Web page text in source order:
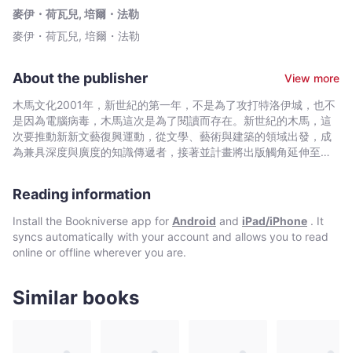
起離奇失蹤案件,前往東歐尋人的祕密任務。隻身來到多瑙河畔的疲
憊探長，在夏末暖熱的布達佩斯城中遊走，尋找麥森可能的行蹤。
工作時嚴以律己,交稿從不延遲的記者麥森是何許人物？瑞典官方為
克遭人跟監,色誘，甚至遭遇生死交關的暗襲？ 事實的真相究竟近在
咫尺，抑或遠在他鄉？這一切都要靠馬丁・貝克和他的警隊組員通
力合作，逐一抽絲剝繭，推敲解謎。 記者麥森人在何方？ 或許，當
迷霧散去，真相反而引人嘆息…… ★ 暢銷全球半世紀，系列銷量突
破千萬冊，開創北歐犯罪小說風潮之始祖。 ★ 俐落流暢，影像感十
足，跳脫古典推理窠臼，寫實反映社會及深層人性。 ★ 國際中文版
生代演員 陳國偉中興大學台灣與跨國文化研究所副教授
麥伊・荷瓦兒, 培爾・法勒
麥伊・荷瓦兒, 培爾・法勒
About the publisher
View more
木馬文化2001年，新世紀的第一年，不是為了攻打特洛伊城，也不
是因為電腦病毒，木馬這次是為了閱讀而存在。新世紀的木馬，這
次要推動新新文藝復興運動，從文學、藝術與建築的領域出發，成
為兼具深度與廣度的知識傳遞者，接著並計畫將出版觸角延伸至百
Reading information
Install the Bookniverse app for Android and iPad/iPhone . It
syncs automatically with your account and allows you to read
online or offline wherever you are.
Similar books